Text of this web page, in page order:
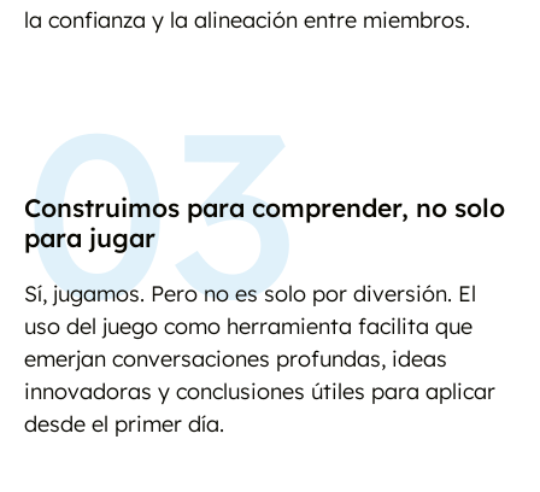
la confianza y la alineación entre miembros.
03
Construimos para comprender, no solo
para jugar
Sí, jugamos. Pero no es solo por diversión. El
uso del juego como herramienta facilita que
emerjan conversaciones profundas, ideas
innovadoras y conclusiones útiles para aplicar
desde el primer día.